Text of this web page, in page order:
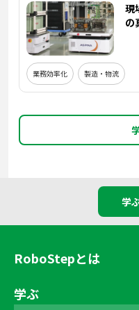
現
の
業務効率化 製造・物流
学
RoboStepとは
学ぶ